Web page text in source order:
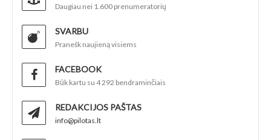
Daugiau nei 1.600 prenumeratorių
SVARBU
Pranešk naujieną visiems
FACEBOOK
Būk kartu su 4 292 bendraminčiais
REDAKCIJOS PAŠTAS
info@pilotas.lt